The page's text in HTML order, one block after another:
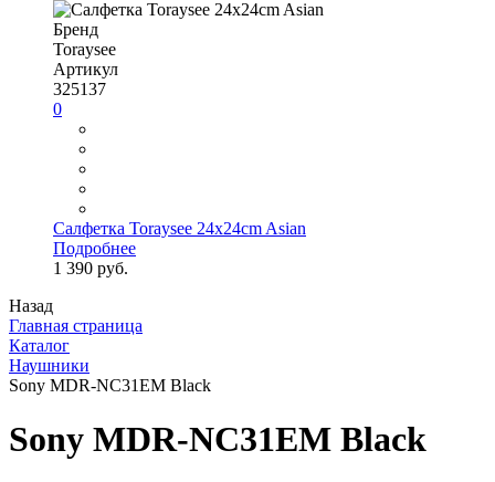
Бренд
Toraysee
Артикул
325137
0
Салфетка Toraysee 24x24cm Asian
Подробнее
1 390 руб.
Назад
Главная страница
Каталог
Наушники
Sony MDR-NC31EM Black
Sony MDR-NC31EM Black